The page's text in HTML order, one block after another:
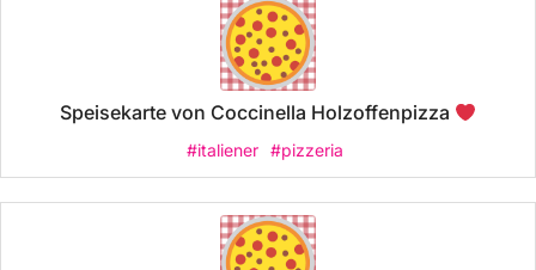
Speisekarte von Coccinella Holzoffenpizza
#italiener #pizzeria